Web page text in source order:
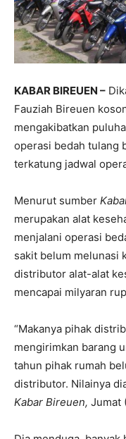
KABAR BIREUEN –
Fauziah Bireuen
mengakibatkan
operasi bedah tulang
terkatung jadwal
Menurut sumber
merupakan alat
menjalani operasi
sakit belum melunasi
distributor alat-alat
mencapai milyaran
“Makanya pihak
mengirimkan barang
tahun pihak rumah
distributor. Nilainya
Kabar Bireuen, Jumat